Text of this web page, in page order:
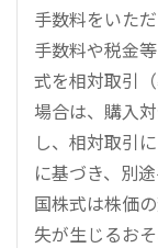
手数料をいた
手数料や税金
式を相対取引
場合は、購入
し、相対取引
に基づき、別
国株式は株価
失が生じるおそ